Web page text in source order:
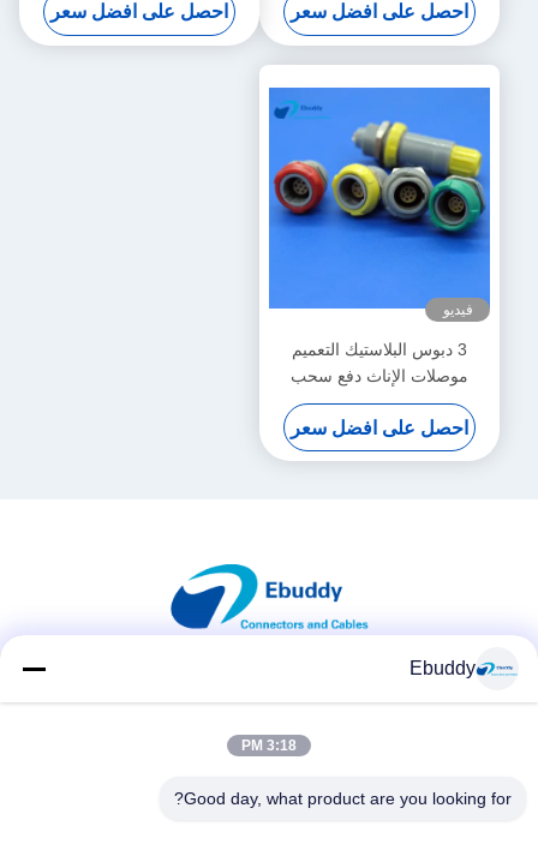
احصل على افضل سعر احصل على افضل سعر
فيديو
3 دبوس البلاستيك التعميم
موصلات الإناث دفع سحب
المقبس ل بب لحام
احصل على افضل سعر
اتصال سريع
Ebuddy
3:18 PM
Good day, what product are you looking for?